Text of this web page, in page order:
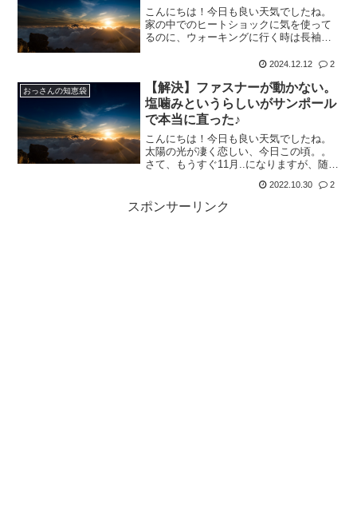
こんにちは！今日も良い天気でしたね。
家の中でのヒートショックに気を使って
るのに、ウォーキングに行く時は長袖シ
す。。寒い。。こちら11月23日に下書き
公開です♪さて、我が家...
2024.12.12 2
おっさんの知恵袋
【解決】ファスナーが動かない。
塩噛みというらしいがサンポール
で本当に直った♪
こんにちは！今日も良い天気でしたね。
太陽の光が凄く恋しい、今日この頃。。
さて、もうすぐ11月..になりますが、随分
朝のウォーキング時にはウインドブレー
カーが必須となりました。余りにも寒い
ので、ウインド...
2022.10.30 2
スポンサーリンク